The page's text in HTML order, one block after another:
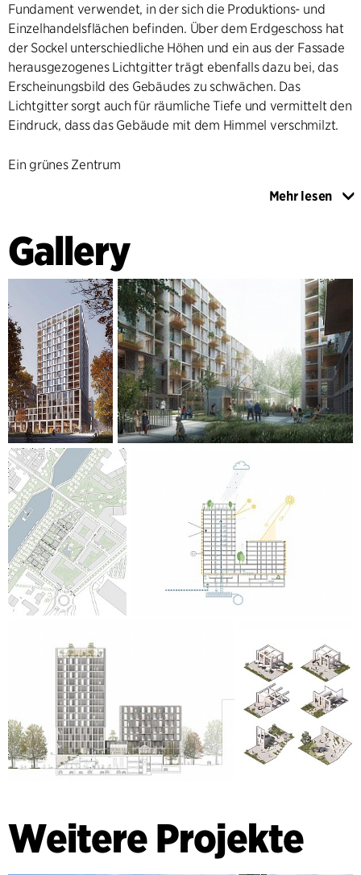
Fundament verwendet, in der sich die Produktions- und
Einzelhandelsflächen befinden. Über dem Erdgeschoss hat
der Sockel unterschiedliche Höhen und ein aus der Fassade
herausgezogenes Lichtgitter trägt ebenfalls dazu bei, das
Erscheinungsbild des Gebäudes zu schwächen. Das
Lichtgitter sorgt auch für räumliche Tiefe und vermittelt den
Eindruck, dass das Gebäude mit dem Himmel verschmilzt.
Ein grünes Zentrum
Alle Gebäude sind durch das „Grüne Herz“ der Anlage,
Parkhaus über den Garten erreicht, wird die Grünanlage den
ganzen Tag aktiv genutzt. Die Dächer der hohen Gebäude
sind mit Sonnenkollektoren ausgestattet, während die
unteren Dächer begrünt sind und den darüber liegenden
Wohnungen einen schönen Anblick bieten. Darüber hinaus
sorgen Bienenstöcke, Regenwasserauffangsysteme etc. als
integrativer Bestandteil der Wohnanlage für mehr
Artenvielfalt in dieser Gemeinschaft.
Mehr lesen
Gallery
Weitere Projekte